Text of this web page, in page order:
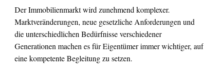
Der Immobilienmarkt wird zunehmend komplexer.
Marktveränderungen, neue gesetzliche Anforderungen und
die unterschiedlichen Bedürfnisse verschiedener
Generationen machen es für Eigentümer immer wichtiger, auf
eine kompetente Begleitung zu setzen.